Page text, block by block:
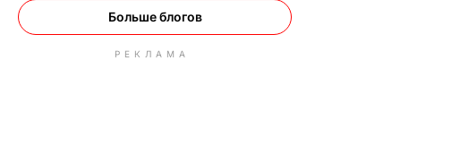
Больше блогов
РЕКЛАМА